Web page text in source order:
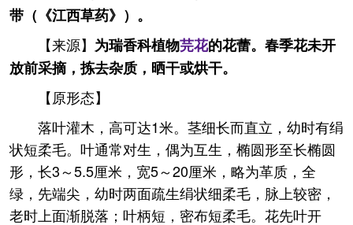
带（《江西草药》）。
【来源】 为瑞香科植物芫花的花蕾。春季花未开
放前采摘，拣去杂质，晒干或烘干。
【原形态】
落叶灌木，高可达1米。茎细长而直立，幼时有绢
状短柔毛。叶通常对生，偶为互生，椭圆形至长椭圆
形，长3～5.5厘米，宽5～20厘米，略为革质，全
绿，先端尖，幼时两面疏生绢状细柔毛，脉上较密，
老时上面渐脱落；叶柄短，密布短柔毛。花先叶开